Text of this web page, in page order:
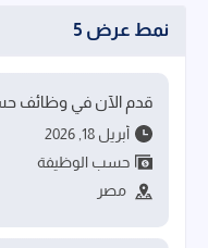
نمط عرض 5
قدم الآن في وظائف
أبريل 18, 2026
حسب الوظيفة
مصر